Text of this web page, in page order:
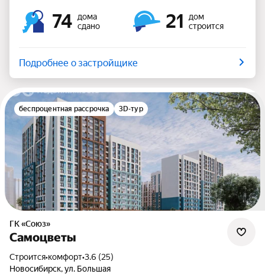
74
дома
сдано
21
дом
строится
Подробнее о застройщике
беспроцентная рассрочка 3D-тур
ГК «Союз»
Самоцветы
Строится•комфорт•3.6 (25)
Новосибирск, ул. Большая